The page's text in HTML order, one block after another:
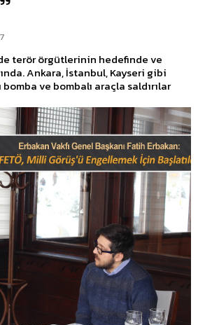
terör örgütlerinin hedefinde ve
Ankara, İstanbul, Kayseri gibi
ve bombalı araçla saldırılar